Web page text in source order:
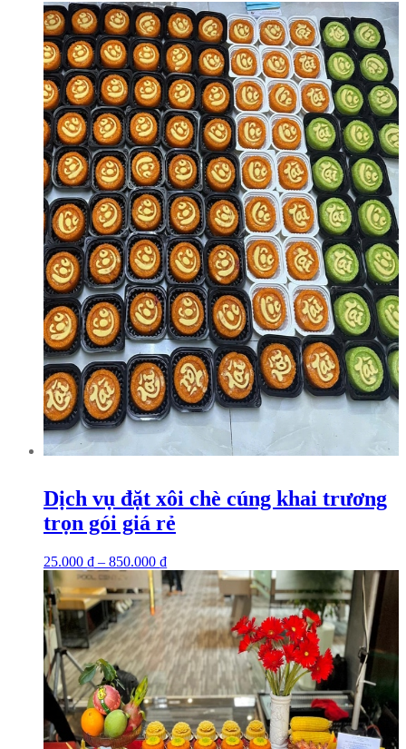
Dịch vụ đặt xôi chè cúng khai trương
trọn gói giá rẻ
25.000 ₫ – 850.000 ₫